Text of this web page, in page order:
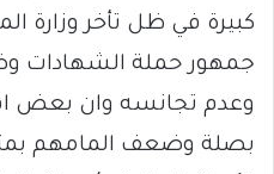
كبيرة في ظل تأخر وزارة
جمهور حملة الشهادات
وعدم تجانسه وان بعض
بصلة وضعف المامهم